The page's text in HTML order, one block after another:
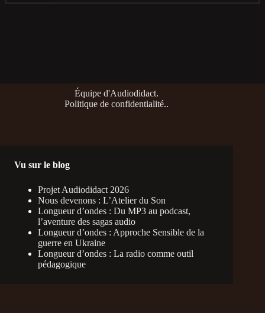
Équipe d'Audiodidact.
Politique de confidentialité..
Vu sur le blog
Projet Audiodidact 2026
Nous devenons : L’Atelier du Son
Longueur d’ondes : Du MP3 au podcast,
l’aventure des sagas audio
Longueur d’ondes : Approche Sensible de la
guerre en Ukraine
Longueur d’ondes : La radio comme outil
pédagogique